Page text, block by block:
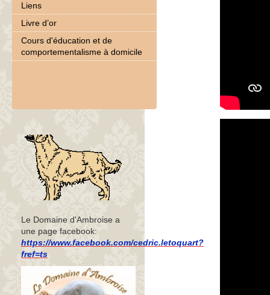
Liens
Livre d’or
Cours d'éducation et de
comportementalisme à domicile
Le Domaine d'Ambroise a
une page facebook:
https://www.facebook.com/cedric.letoquart?
fref=ts